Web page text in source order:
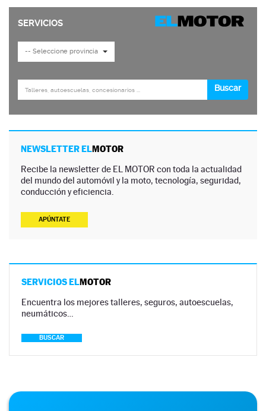
NEWSLETTER ELMOTOR
Recibe la newsletter de EL MOTOR con toda la actualidad
del mundo del automóvil y la moto, tecnología, seguridad,
conducción y eficiencia.
APÚNTATE
SERVICIOS ELMOTOR
Encuentra los mejores talleres, seguros, autoescuelas,
neumáticos…
BUSCAR